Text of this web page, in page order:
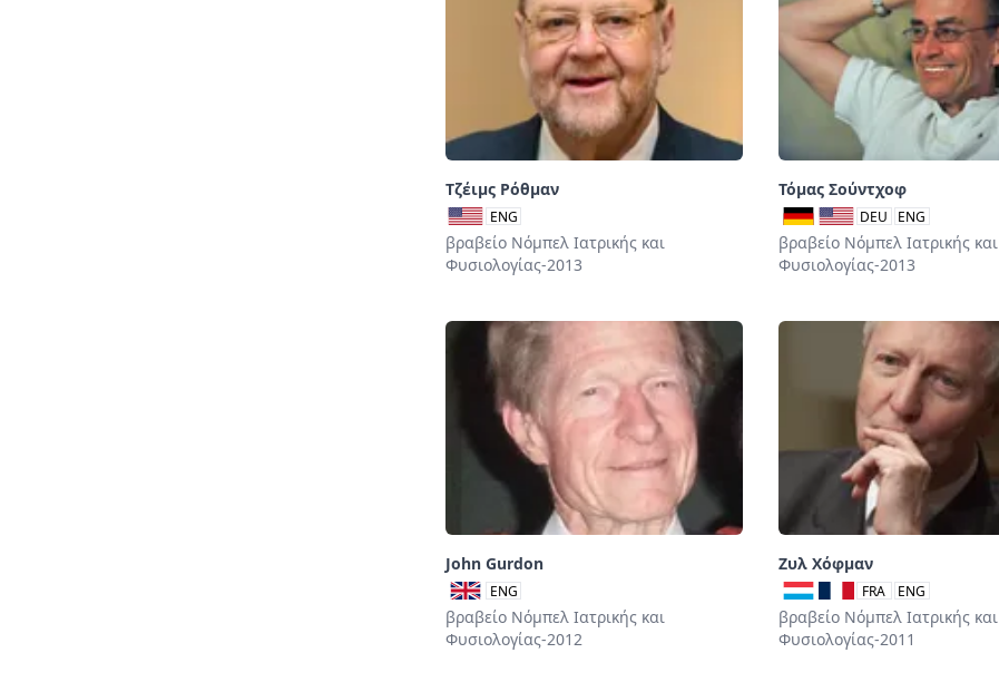
Τζέιμς Ρόθμαν
ENG
βραβείο Νόμπελ Ιατρικής και
Φυσιολογίας-2013
Τόμας Σούντχοφ
DEU ENG
βραβείο Νόμπελ Ιατρικής και
Φυσιολογίας-2013
John Gurdon
ENG
βραβείο Νόμπελ Ιατρικής και
Φυσιολογίας-2012
Ζυλ Χόφμαν
FRA ENG
βραβείο Νόμπελ Ιατρικής και
Φυσιολογίας-2011